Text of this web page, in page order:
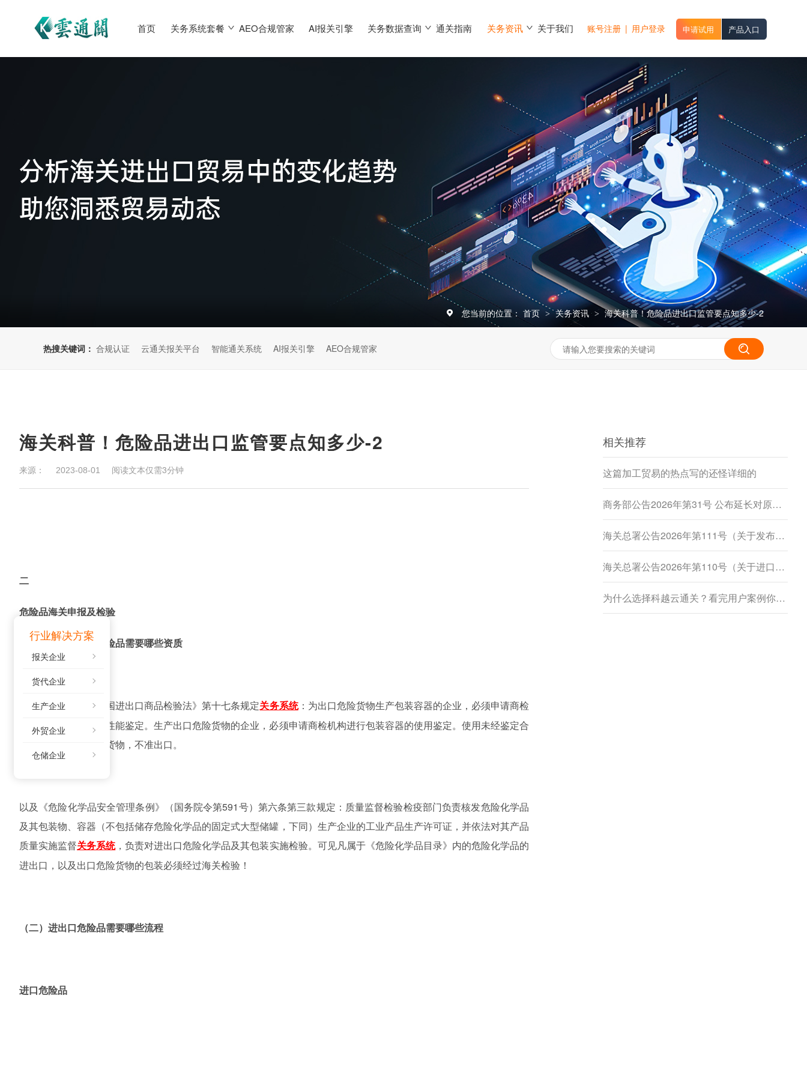
首页 关务系统套餐 AEO合规管家 AI报关引擎 关务数据查询 通关指南 关务资讯 关于我们 账号注册 | 用户登录 申请试用 产品入口
行业解决方案
报关企业
货代企业
生产企业
外贸企业
仓储企业
您当前的位置： 首页 > 关务资讯 > 海关科普！危险品进出口监管要点知多少-2
热搜关键词： 合规认证 云通关报关平台 智能通关系统 AI报关引擎 AEO合规管家
海关科普！危险品进出口监管要点知多少-2
来源： 2023-08-01 阅读文本仅需3分钟
二
危险品海关申报及检验
（一）生产和运输危险品需要哪些资质
根据《中华人民共和国进出口商品检验法》第十七条规定关务系统：为出口危险货物生产包装容器的企业，必须申请商检
机构进行包装容器的性能鉴定。生产出口危险货物的企业，必须申请商检机构进行包装容器的使用鉴定。使用未经鉴定合
格的包装容器的危险货物，不准出口。
以及《危险化学品安全管理条例》（国务院令第591号）第六条第三款规定：质量监督检验检疫部门负责核发危险化学品
及其包装物、容器（不包括储存危险化学品的固定式大型储罐，下同）生产企业的工业产品生产许可证，并依法对其产品
质量实施监督关务系统，负责对进出口危险化学品及其包装实施检验。可见凡属于《危险化学品目录》内的危险化学品的
进出口，以及出口危险货物的包装必须经过海关检验！
（二）进出口危险品需要哪些流程
进口危险品
相关推荐
这篇加工贸易的热点写的还怪详细的
商务部公告2026年第31号 公布延长对原产于加拿大的进口豌豆淀粉反倾销调查期限决定
海关总署公告2026年第111号（关于发布《进出境动植物检疫处理监督管理工作规定》《进出境卫生处理监督管理工作规定》的公告）
海关总署公告2026年第110号（关于进口柬埔寨鲜食菠萝蜜植物检疫要求的公告）
为什么选择科越云通关？看完用户案例你就懂了